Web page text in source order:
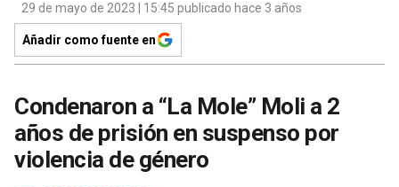
29 de mayo de 2023 | 15:45 publicado hace 3 años
Añadir como fuente en
Condenaron a “La Mole” Moli a 2
años de prisión en suspenso por
violencia de género